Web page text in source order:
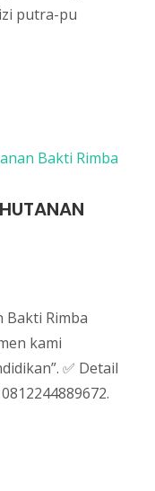
putra-pu
Bakti Rimba
kami
✅ Detail